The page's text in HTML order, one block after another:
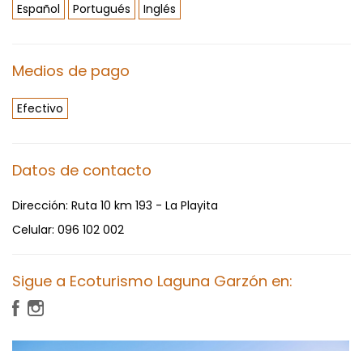
Español Portugués Inglés
Medios de pago
Efectivo
Datos de contacto
Dirección: Ruta 10 km 193 - La Playita
Celular: 096 102 002
Sigue a Ecoturismo Laguna Garzón en: